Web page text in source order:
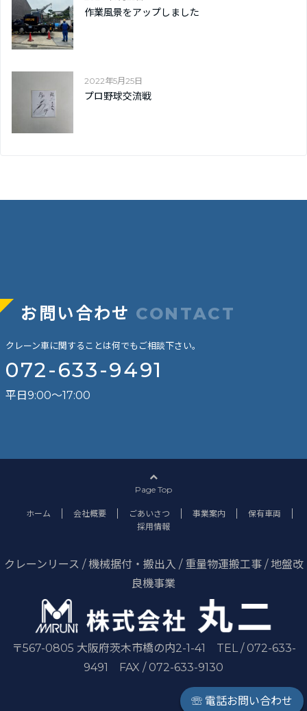
作業風景をアップしました
2022年5月25日
プロ野球交流戦
☏ 電話お問い合わせ
お問い合わせ CONTACT
クレーン車に関することは何でもご相談下さい。
072-633-9491
平日9:00～17:00
Page Top
ホーム 会社概要 ごあいさつ 事業案内
保有車両
採用情報
クレーンリース / 機械据付・搬出入 / 重量物運搬工事 / 地盤改
良機事業
〒567-0805 大阪府茨木市橋の内2-1-41 TEL / 072-633-
9491 FAX / 072-633-9130